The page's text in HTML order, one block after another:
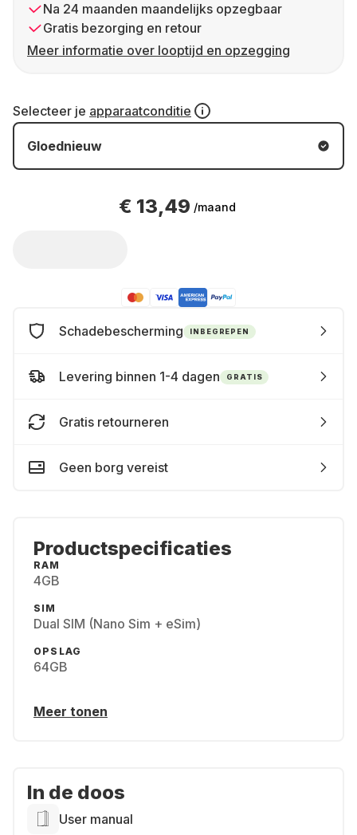
Na 24 maanden maandelijks opzegbaar
Gratis bezorging en retour
Meer informatie over looptijd en opzegging
Selecteer je apparaatconditie
Gloednieuw
€ 13,49 /maand
Schadebescherming INBEGREPEN
Levering binnen 1-4 dagen GRATIS
Gratis retourneren
Geen borg vereist
Productspecificaties
RAM
4GB
SIM
Dual SIM (Nano Sim + eSim)
OPSLAG
64GB
Meer tonen
In de doos
User manual